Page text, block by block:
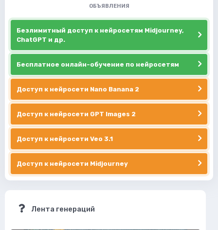
ОБЪЯВЛЕНИЯ
Безлимитный доступ к нейросетям Midjourney,
ChatGPT и др.
Бесплатное онлайн-обучение по нейросетям
Доступ к нейросети Nano Banana 2
Доступ к нейросети GPT Images 2
Доступ к нейросети Veo 3.1
Доступ к нейросети Midjourney
Лента генераций